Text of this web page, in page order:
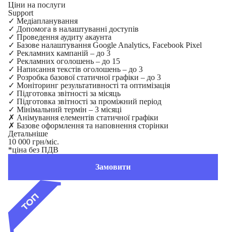
Ціни на послуги
Support
✓ Медіапланування
✓ Допомога в налаштуванні доступів
✓ Проведення аудиту акаунта
✓ Базове налаштування Google Analytics, Facebook Pixel
✓ Рекламних кампаній – до 3
✓ Рекламних оголошень – до 15
✓ Написання текстів оголошень – до 3
✓ Розробка базової статичної графіки – до 3
✓ Моніторинг результативності та оптимізація
✓ Підготовка звітності за місяць
✓ Підготовка звітності за проміжний період
✓ Мінімальний термін – 3 місяці
✗ Анімування елементів статичної графіки
✗ Базове оформлення та наповнення сторінки
Детальніше
10 000 грн/міс.
*ціна без ПДВ
Замовити